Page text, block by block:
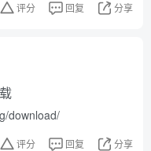
评分 回复 分享
download/
评分 回复 分享